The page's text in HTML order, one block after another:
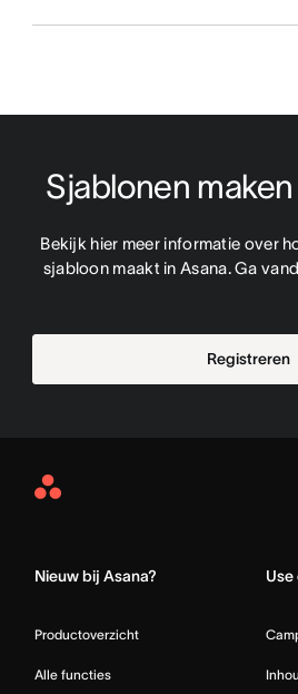
Sjablonen
Bekijk hier meer informatie over
sjabloon maakt in Asana. Ga
Registreren
Asana
Nieuw bij Asana?
Productoverzicht
Alle functies
Use